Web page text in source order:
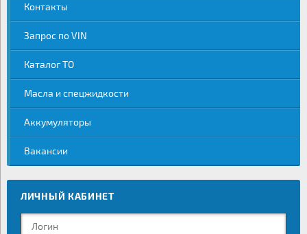
Контакты
Запрос по VIN
Каталог ТО
Масла и спецжидкости
Аккумуляторы
Вакансии
ЛИЧНЫЙ КАБИНЕТ